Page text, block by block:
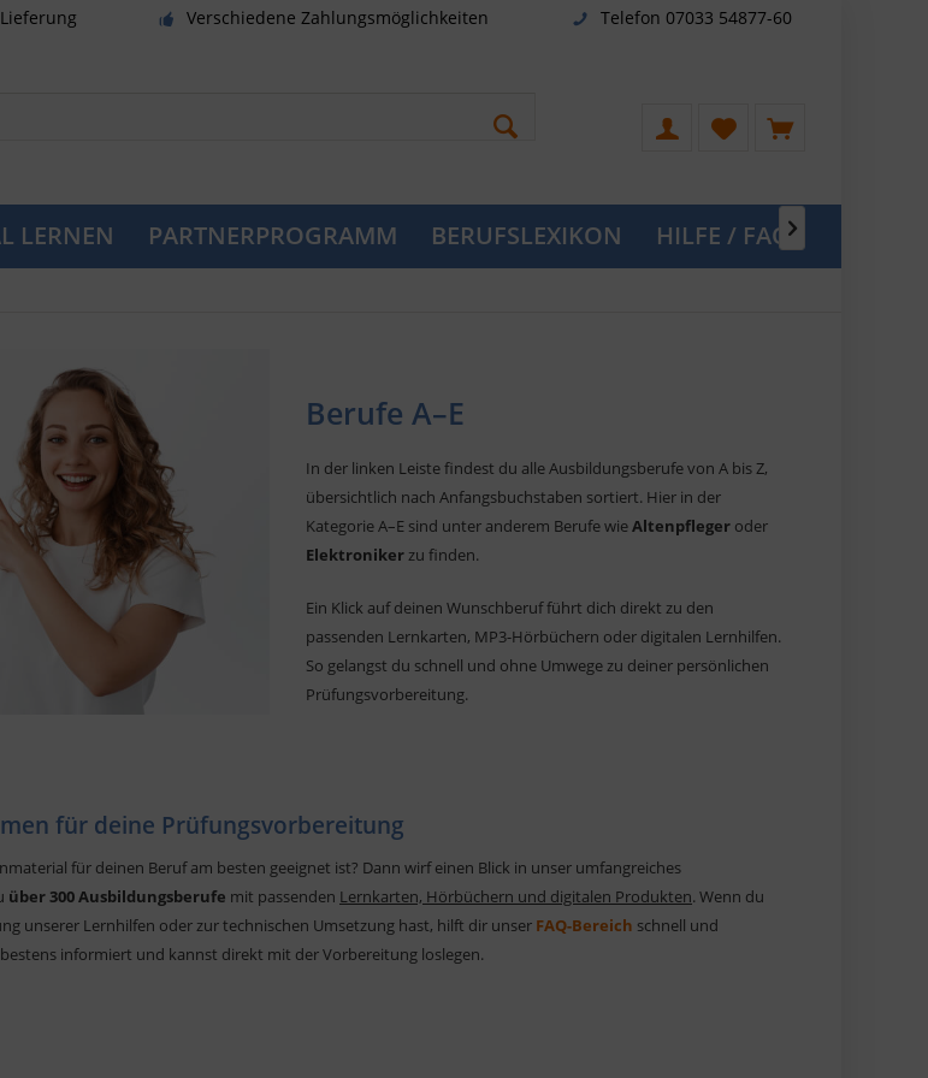
Verschiedene Zahlungsmöglichkeiten Telefon 07033 54877-60
LERNEN PARTNERPROGRAMM BERUFSLEXIKON HILFE / FAQ
Berufe A–E
In der linken Leiste findest du alle Ausbildungsberufe von A bis Z,
übersichtlich nach Anfangsbuchstaben sortiert. Hier in der
Kategorie A–E sind unter anderem Berufe wieAltenpfleger oder
Elektroniker zu finden.
Ein Klick auf deinen Wunschberuf führt dich direkt zu den
passenden Lernkarten, MP3-Hörbüchern oder digitalen Lernhilfen.
So gelangst du schnell und ohne Umwege zu deiner persönlichen
Prüfungsvorbereitung.
für deine Prüfungsvorbereitung
für deinen Beruf am besten geeignet ist? Dann wirf einen Blick in unser umfangreiches
über 300 Ausbildungsberufe mit passenden Lernkarten, Hörbüchern und digitalen Produkten. Wenn du
unserer Lernhilfen oder zur technischen Umsetzung hast, hilft dir unser FAQ-Bereich schnell und
informiert und kannst direkt mit der Vorbereitung loslegen.